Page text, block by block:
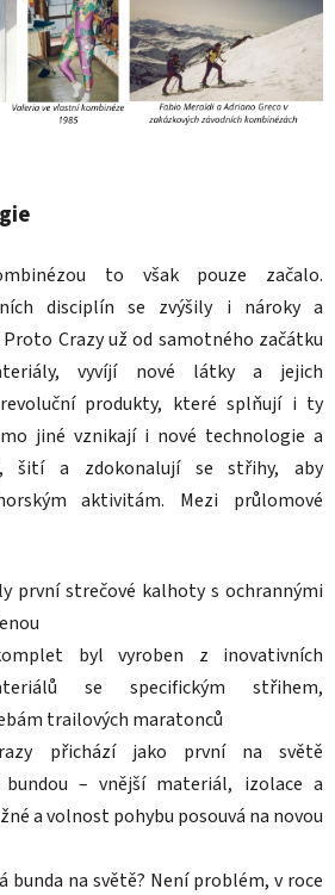
to však pouze začalo.
disciplín se zvýšily i nároky a
Crazy už od samotného začátku
vyvíjí nové látky a jejich
produkty, které splňují i ty
jiné vznikají i nové technologie a
šití a zdokonalují se střihy, aby
aktivitám. Mezi průlomové
první strečové kalhoty s ochrannými
byl vyroben z inovativních
se specifickým střihem,
trailových maratonců
přichází jako první na světě
bundou – vnější materiál, izolace a
a volnost pohybu posouvá na novou
bunda na světě? Není problém, v roce